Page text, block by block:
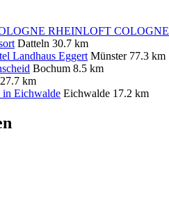
RHEINLOFT COLOGNE
Datteln 30.7 km
Landhaus Eggert Münster 77.3 km
Bochum 8.5 km
27.7 km
Eichwalde Eichwalde 17.2 km